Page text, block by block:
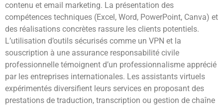
contenu et email marketing. La présentation des
compétences techniques (Excel, Word, PowerPoint, Canva) et
des réalisations concrètes rassure les clients potentiels.
L’utilisation d’outils sécurisés comme un VPN et la
souscription à une assurance responsabilité civile
professionnelle témoignent d’un professionnalisme apprécié
par les entreprises internationales. Les assistants virtuels
expérimentés diversifient leurs services en proposant des
prestations de traduction, transcription ou gestion de chaîne